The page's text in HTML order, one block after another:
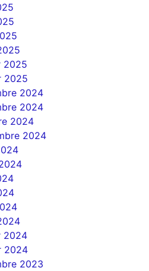
2025
2025
2024
2024
2024
2024
2024
2024
2023